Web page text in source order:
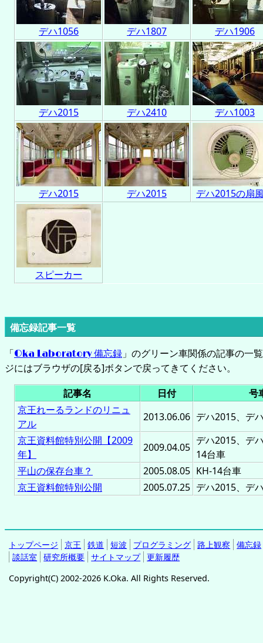
デハ1056 デハ1807 デハ1906
デハ2015 デハ2410 デハ1003
デハ2015 デハ2015 デハ2015の扇
スピーカー
備忘録記事一覧
「Oka Laboratory備忘録 」のグリーン車関係の記事の一
ジにはブラウザの[戻る]ボタンで戻ってきてください。
記事名
日付
号
京王れーるランドのリニュ
アル
2013.06.06 デハ2015、デ
京王資料館特別公開【2009
年】
2009.04.05
デハ2015、デ
14台車
平山の保存台車？
2005.08.05 KH-14台車
京王資料館特別公開
2005.07.25 デハ2015、デ
トップページ 京王 鉄道 短波 プログラミング 路上観察
備忘録
談話室
研究所概要 サイトマップ 更新履歴
Copyright(C) 2002-2026 K.Oka. All Rights Reserved.